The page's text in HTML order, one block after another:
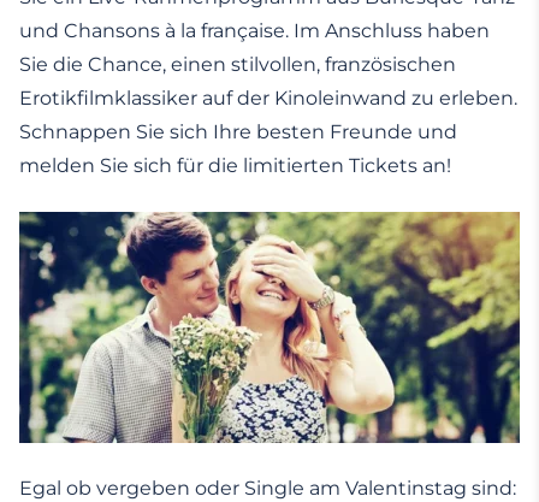
und Chansons à la française. Im Anschluss haben
Sie die Chance, einen stilvollen, französischen
Erotikfilmklassiker auf der Kinoleinwand zu erleben.
Schnappen Sie sich Ihre besten Freunde und
melden Sie sich für die limitierten Tickets an!
Egal ob vergeben oder Single am Valentinstag sind: